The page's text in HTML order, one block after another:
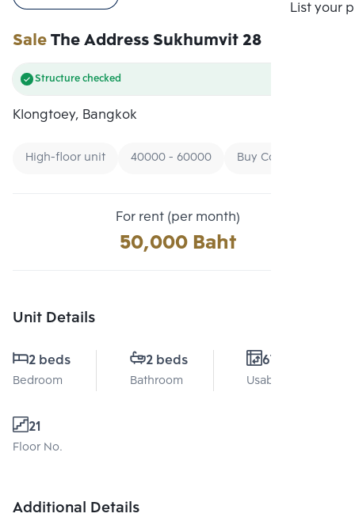
List your
SaleThe Address Sukhumvit 28
Structure checked
Klongtoey, Bangkok
High-floor unit 40000 - 60000 Buy Condo By Price
For rent (per month)
50,000 Baht
Unit Details
2 beds
Bedroom
2 beds
Bathroom
67 Sq.m.
Usable area
21
Floor No.
Additional Details